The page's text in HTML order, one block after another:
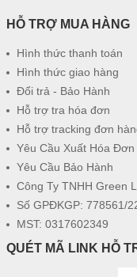
HỖ TRỢ MUA HÀNG
Hình thức thanh toán
Hình thức giao hàng
Đổi trả - Bảo Hành
Hỗ trợ tra hóa đơn
Hỗ trợ tracking đơn
Yêu Cầu Xuất Hóa Đơn
Yêu Cầu Bảo Hành
Công Ty TNHH Green
Số GPĐKGP: 778561/
MST: 0317602349
QUÉT MÃ LINK HỖ